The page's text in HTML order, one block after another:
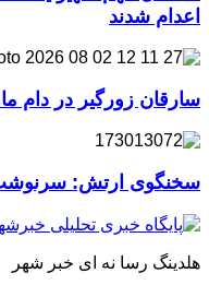
اعدام شدند
سارقان زورگیر در دام
سخنگوی ارتش: سرنوشت ۳ خلبان ما هنوز مشخص
هلدینگ رسا نه ای خبر شهر